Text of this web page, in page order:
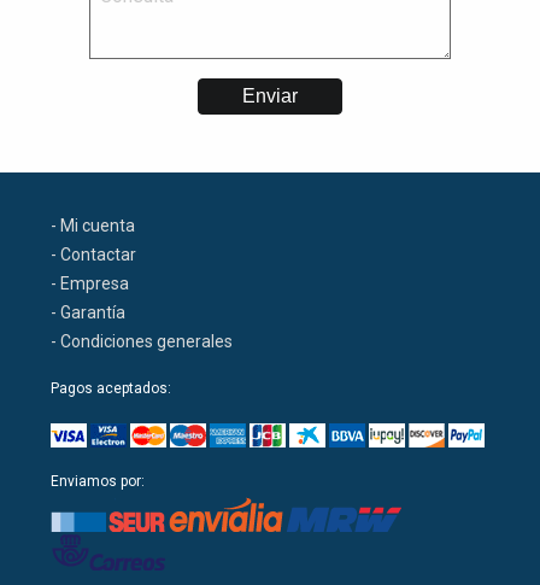
- Mi cuenta
- Contactar
- Empresa
- Garantía
- Condiciones generales
Pagos aceptados:
Enviamos por: